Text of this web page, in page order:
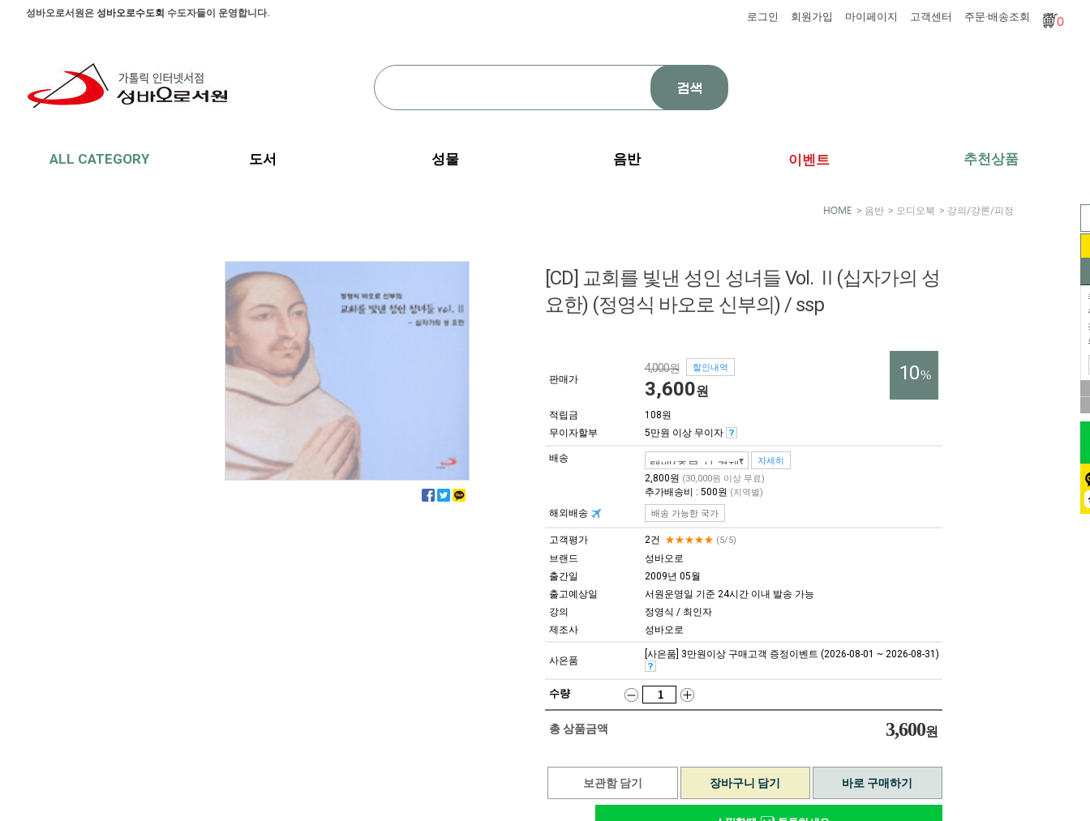
본문 바로가기
주메뉴 바로가기
사이드메뉴 바로가기
성바오로서원은 성바오로수도회 수도자들이 운영합니다. 로그인 회원가입 마이페이지 고객센터 주문·배송조회 0
ALL CATEGORY 도서 성물 음반 이벤트 추천상품
> 음반 > 오디오북 > 강의/강론/피정
[CD] 교회를 빛낸 성인 성녀들 Vol. Ⅱ(십자가의 성
요한) (정영식 바오로 신부의) / ssp
10%
판매가
4,000원 할인내역
3,600원
적립금
108원
무이자할부
5만원 이상 무이자
배송 자세히
2,800원 (30,000원 이상 무료)
추가배송비 : 500원 (지역별)
해외배송 배송 가능한 국가
고객평가 2건 ★★★★★ (5/5)
브랜드
성바오로
출간일
2009년 05월
출고예상일
서원운영일 기준 24시간 이내 발송 가능
강의
정영식 / 최인자
제조사
성바오로
사은품
[사은품] 3만원이상 구매고객 증정이벤트 (2026-08-01 ~ 2026-08-31)
수량
총 상품금액 3,600원
보관함 담기 장바구니 담기 바로 구매하기